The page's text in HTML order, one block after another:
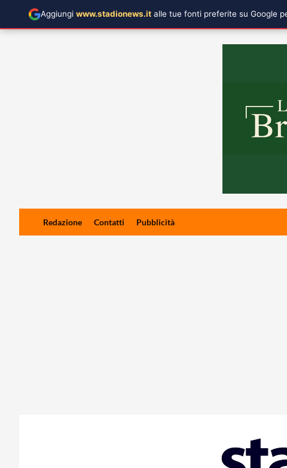
Redazione Contatti Pubblicità
Aggiungi www.stadionews.it alle tue fonti preferite su Google